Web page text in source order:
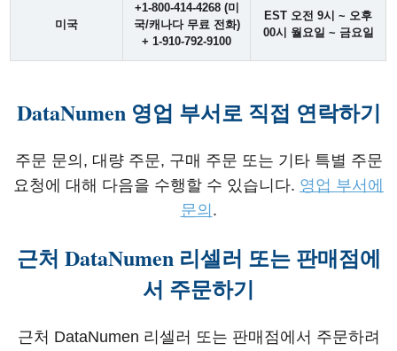
미국
+1-800-414-4268 (미
국/캐나다 무료 전화)
+ 1-910-792-9100
EST 오전 9시 ~ 오후
00시 월요일 ~ 금요일
DataNumen 영업 부서로 직접 연락하기
주문 문의, 대량 주문, 구매 주문 또는 기타 특별 주문
요청에 대해 다음을 수행할 수 있습니다. 영업 부서에
문의 .
근처 DataNumen 리셀러 또는 판매점에
서 주문하기
근처 DataNumen 리셀러 또는 판매점에서 주문하려